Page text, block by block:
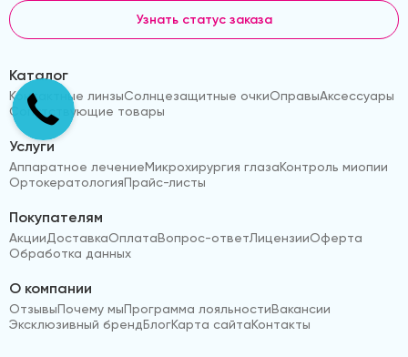
Узнать статус заказа
Каталог
Контактные линзыСолнцезащитные очкиОправыАксессуары
Сопутствующие товары
Услуги
Аппаратное лечениеМикрохирургия глазаКонтроль миопии
ОртокератологияПрайс-листы
Покупателям
АкцииДоставкаОплатаВопрос-ответЛицензииОферта
Обработка данных
О компании
ОтзывыПочему мыПрограмма лояльностиВакансии
Эксклюзивный брендБлогКарта сайтаКонтакты